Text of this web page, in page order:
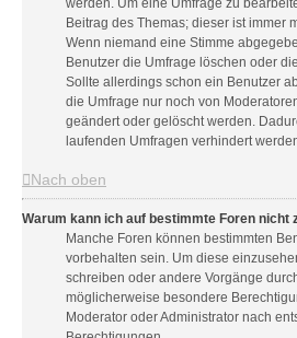
werden. Um eine Umfrage zu
Beitrag des Themas; dieser ist immer
Wenn niemand eine Stimme
Benutzer die Umfrage löschen oder
Sollte allerdings schon ein Benutzer
die Umfrage nur noch von
geändert oder gelöscht werden.
laufenden Umfragen verhindert
Nach oben
Warum kann ich auf bestimmte Foren nicht
Manche Foren können bestimmten
vorbehalten sein. Um diese
schreiben oder andere Vorgänge
möglicherweise besondere
Moderator oder Administrator nach